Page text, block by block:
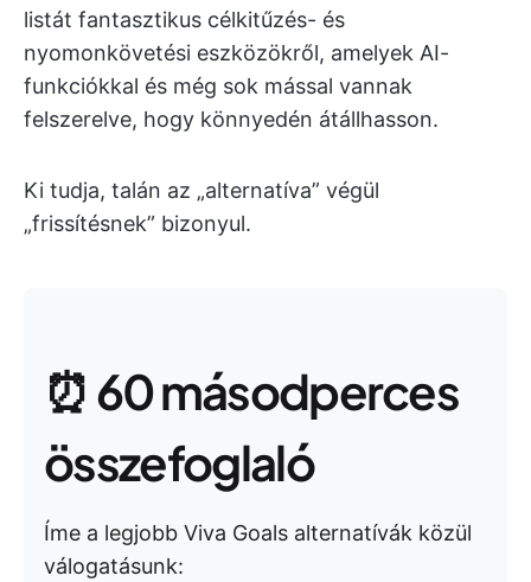
listát fantasztikus célkitűzés- és
nyomonkövetési eszközökről, amelyek AI-
funkciókkal és még sok mással vannak
felszerelve, hogy könnyedén átállhasson.
Ki tudja, talán az „alternatíva” végül
„frissítésnek” bizonyul.
⏰ 60 másodperces
összefoglaló
Íme a legjobb Viva Goals alternatívák közül
válogatásunk: